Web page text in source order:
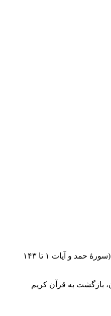
متن حاضر تفسیر آیات ۶۰ و ۶۱ سورۀ بقره به قلم آیت‌الله طالقانی است که در جلد اول کتاب پرتوی از قرآن آمده است. این جلد از این کتاب شامل تفسیر جزء اول قرآن کریم (سورۀ حمد و آیات ۱ تا ۱۴۳
بازگشت به قرآن کریم